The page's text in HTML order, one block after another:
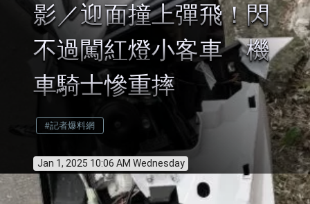
影／迎面撞上彈飛！閃
不過闖紅燈小客車 機
車騎士慘重摔
#記者爆料網
Jan 1, 2025 10:06 AM Wednesday